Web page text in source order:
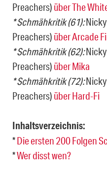
Preachers) über The
* Schmähkritik (61):Nicky
Preachers) über Arcade
* Schmähkritik (62):Nicky
Preachers) über Mika
* Schmähkritik (72):Nicky
Preachers) über Hard-Fi
Inhaltsverzeichnis:
*Die ersten 200 Folgen
*Wer disst wen?